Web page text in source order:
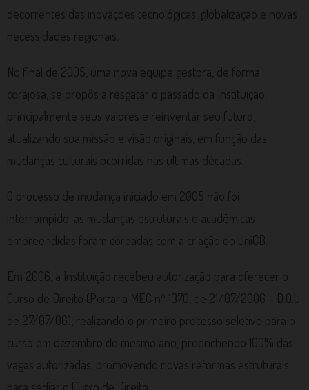
decorrentes das inovações tecnológicas, globalização e novas
necessidades regionais.
No final de 2005, uma nova equipe gestora, de forma
corajosa, se propôs a resgatar o passado da Instituição,
principalmente seus valores e reinventar seu futuro,
atualizando sua missão e visão originais, em função das
mudanças culturais ocorridas nas últimas décadas.
O processo de mudança iniciado em 2005 não foi
interrompido: as mudanças estruturais e acadêmicas
empreendidas foram coroadas com a criação do UniCB.
Em 2006, a Instituição recebeu autorização para oferecer o
Curso de Direito (Portaria MEC nº 1370, de 21/07/2006 – D.O.U.
de 27/07/06), realizando o primeiro processo seletivo para o
curso em dezembro do mesmo ano, preenchendo 100% das
vagas autorizadas, promovendo novas reformas estruturais
para sediar o Curso de Direito.